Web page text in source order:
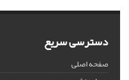
دسترسی سریع
صفحه اصلی